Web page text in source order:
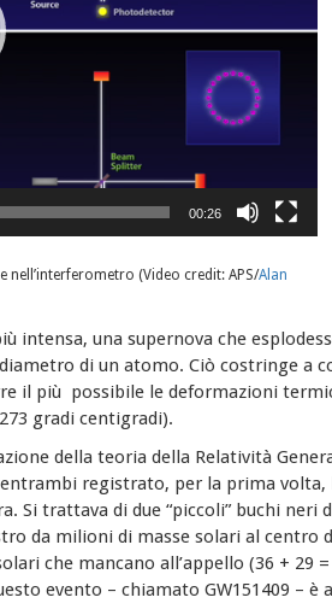
00:26
nell’interferometro (Video credit: APS/Alan
una supernova che
di un atomo. Ciò costringe a
il più possibile le deformazioni
gradi centigradi).
della teoria della Relatività
registrato, per la prima volta,
Si trattava di due “piccoli” buchi neri
da milioni di masse solari al centro
che mancano all’appello (36 + 29
evento – chiamato GW151409 – è